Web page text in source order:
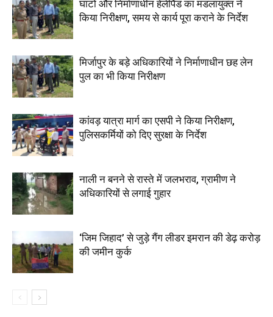
घाटों और निर्माणाधीन हेलीपैड का मंडलायुक्त ने
किया निरीक्षण, समय से कार्य पूरा कराने के निर्देश
मिर्जापुर के बड़े अधिकारियों ने निर्माणाधीन छह लेन
पुल का भी किया निरीक्षण
कांवड़ यात्रा मार्ग का एसपी ने किया निरीक्षण,
पुलिसकर्मियों को दिए सुरक्षा के निर्देश
नाली न बनने से रास्ते में जलभराव, ग्रामीण ने
अधिकारियों से लगाई गुहार
‘जिम जिहाद’ से जुड़े गैंग लीडर इमरान की डेढ़ करोड़
की जमीन कुर्क